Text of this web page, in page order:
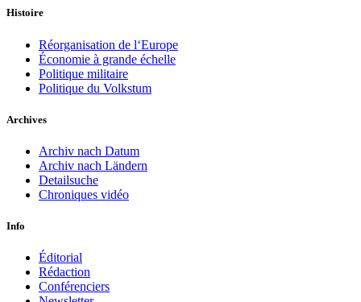
Histoire
Réorganisation de l‘Europe
Économie à grande échelle
Politique militaire
Politique du Volkstum
Archives
Archiv nach Datum
Archiv nach Ländern
Detailsuche
Chroniques vidéo
Info
Éditorial
Rédaction
Conférenciers